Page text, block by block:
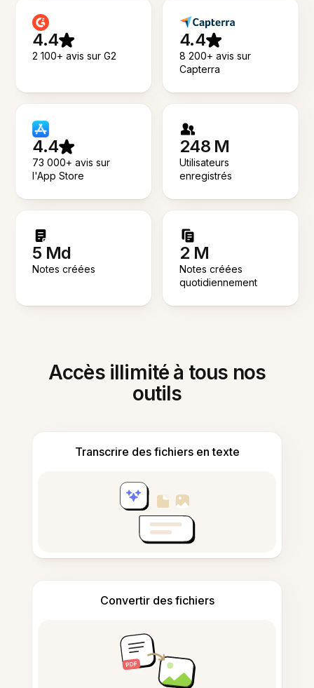
4.4
2 100+ avis sur G2
4.4
8 200+ avis sur
Capterra
4.4
73 000+ avis sur
l'App Store
248 M
Utilisateurs
enregistrés
5 Md
Notes créées
2 M
Notes créées
quotidiennement
Accès illimité à tous nos
outils
Transcrire des fichiers en texte
Convertir des fichiers